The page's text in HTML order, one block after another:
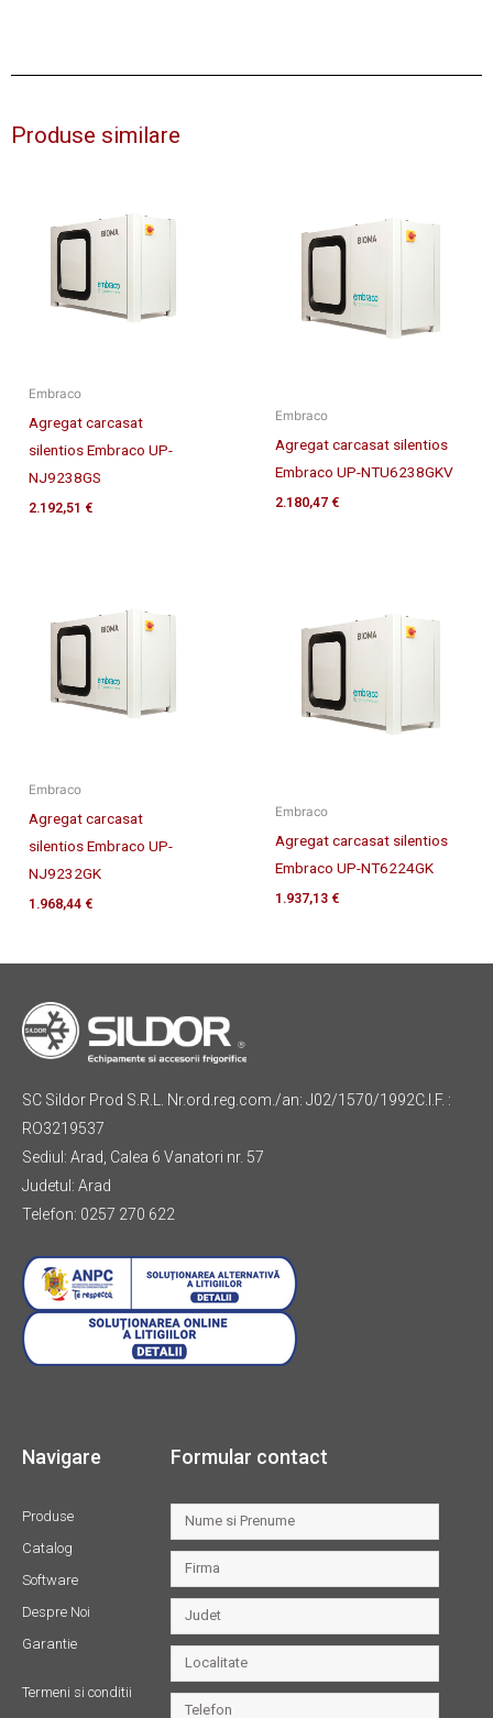
Produse similare
Embraco
Agregat carcasat
silentios Embraco UP-
NJ9238GS
2.192,51 €
Embraco
Agregat carcasat silentios
Embraco UP-NTU6238GKV
2.180,47 €
Embraco
Agregat carcasat
silentios Embraco UP-
NJ9232GK
1.968,44 €
Embraco
Agregat carcasat silentios
Embraco UP-NT6224GK
1.937,13 €
SC Sildor Prod S.R.L. Nr.ord.reg.com./an: J02/1570/1992C.I.F. :
RO3219537
Sediul: Arad, Calea 6 Vanatori nr. 57
Judetul: Arad
Telefon: 0257 270 622
Navigare
Produse
Catalog
Software
Despre Noi
Garantie
Termeni si conditii
Formular contact